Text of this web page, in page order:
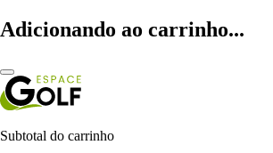
Adicionando ao carrinho...
Subtotal do carrinho